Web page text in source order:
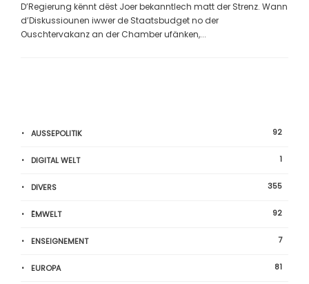
D’Regierung kënnt dëst Joer bekanntlech matt der Strenz. Wann
d’Diskussiounen iwwer de Staatsbudget no der
Ouschtervakanz an der Chamber ufänken,...
AUSSEPOLITIK 92
DIGITAL WELT 1
DIVERS 355
ËMWELT 92
ENSEIGNEMENT 7
EUROPA 81